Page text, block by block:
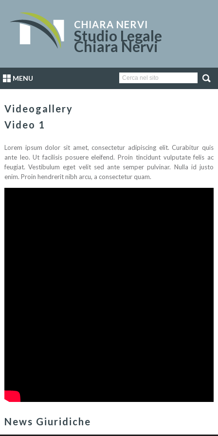
CHIARA NERVI
Studio Legale
Chiara Nervi
MENU
Videogallery
Video 1
Lorem ipsum dolor sit amet, consectetur adipiscing elit. Curabitur quis
ante leo. Ut facilisis posuere eleifend. Proin tincidunt vulputate felis ac
feugiat. Vestibulum eget velit sed ante semper pulvinar. Nulla id justo
enim. Proin hendrerit nibh arcu, a consectetur quam.
News Giuridiche